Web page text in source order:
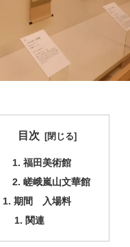
目次
福田美術館
嵯峨嵐山文華館
期間 入場料
関連